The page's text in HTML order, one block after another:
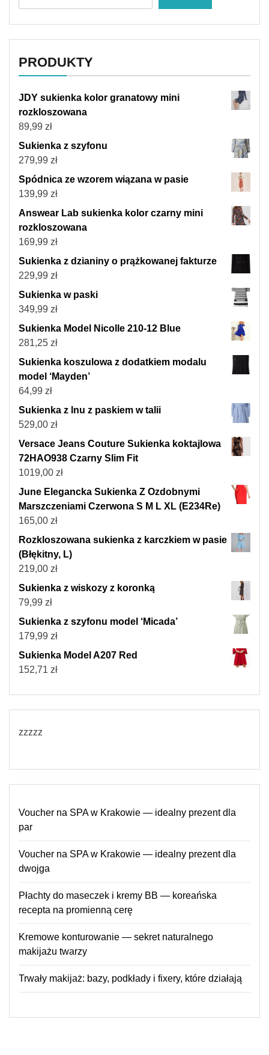
PRODUKTY
JDY sukienka kolor granatowy mini
rozkloszowana
89,99 zł
Sukienka z szyfonu
279,99 zł
Spódnica ze wzorem wiązana w pasie
139,99 zł
Answear Lab sukienka kolor czarny mini
rozkloszowana
169,99 zł
Sukienka z dzianiny o prążkowanej fakturze
229,99 zł
Sukienka w paski
349,99 zł
Sukienka Model Nicolle 210-12 Blue
281,25 zł
Sukienka koszulowa z dodatkiem modalu
model ‘Mayden’
64,99 zł
Sukienka z lnu z paskiem w talii
529,00 zł
Versace Jeans Couture Sukienka koktajlowa
72HAO938 Czarny Slim Fit
1019,00 zł
June Elegancka Sukienka Z Ozdobnymi
Marszczeniami Czerwona S M L XL (E234Re)
165,00 zł
Rozkloszowana sukienka z karczkiem w pasie
(Błękitny, L)
219,00 zł
Sukienka z wiskozy z koronką
79,99 zł
Sukienka z szyfonu model ‘Micada’
179,99 zł
Sukienka Model A207 Red
152,71 zł
zzzzz
Voucher na SPA w Krakowie — idealny prezent dla
par
Voucher na SPA w Krakowie — idealny prezent dla
dwojga
Płachty do maseczek i kremy BB — koreańska
recepta na promienną cerę
Kremowe konturowanie — sekret naturalnego
makijażu twarzy
Trwały makijaż: bazy, podkłady i fixery, które działają